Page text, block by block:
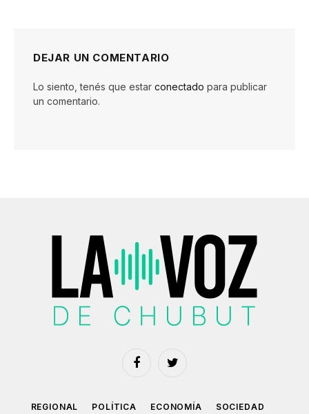
DEJAR UN COMENTARIO
Lo siento, tenés que estar conectado para publicar
un comentario.
FacebookTwitter
REGIONAL POLÍTICA ECONOMÍA SOCIEDAD